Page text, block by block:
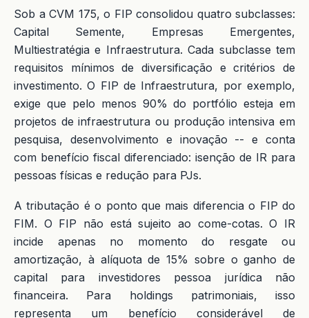
Sob a CVM 175, o FIP consolidou quatro subclasses:
Capital Semente, Empresas Emergentes,
Multiestratégia e Infraestrutura. Cada subclasse tem
requisitos mínimos de diversificação e critérios de
investimento. O FIP de Infraestrutura, por exemplo,
exige que pelo menos 90% do portfólio esteja em
projetos de infraestrutura ou produção intensiva em
pesquisa, desenvolvimento e inovação -- e conta
com benefício fiscal diferenciado: isenção de IR para
pessoas físicas e redução para PJs.
A tributação é o ponto que mais diferencia o FIP do
FIM. O FIP não está sujeito ao come-cotas. O IR
incide apenas no momento do resgate ou
amortização, à alíquota de 15% sobre o ganho de
capital para investidores pessoa jurídica não
financeira. Para holdings patrimoniais, isso
representa um benefício considerável de